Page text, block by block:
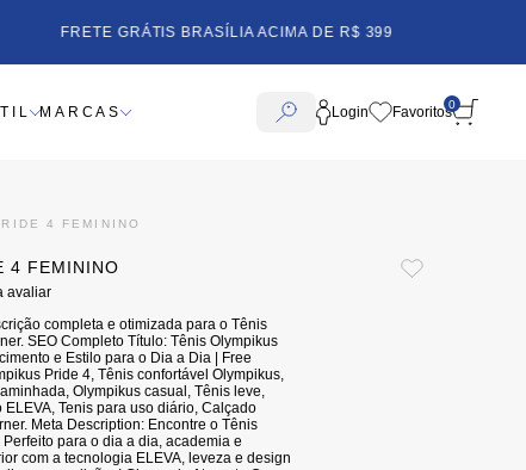
FRETE GRÁTIS BRASÍLIA ACIMA DE R$ 399
MARCAS Login 0
4 FEMININO
4 FEMININO
avaliar
completa e otimizada para o Tênis
SEO Completo Título: Tênis Olympikus
e Estilo para o Dia a Dia | Free
Pride 4, Tênis confortável Olympikus,
Olympikus casual, Tênis leve,
Tenis para uso diário, Calçado
Meta Description: Encontre o Tênis
para o dia a dia, academia e
com a tecnologia ELEVA, leveza e design